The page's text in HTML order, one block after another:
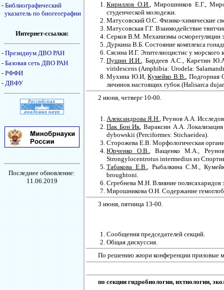
-Библиографический
указатель по биогеографии
Интернет-ссылки:
-Президиум ДВО РАН
-Базовая сеть ДВО РАН
-РФФИ
-ДВФУ
Последнее обновление:
11.06.2019
Кириллов О.И., Мирошников Е.Г.,
студенческой молодежи.
Матусовский О.С. Физико-химические
Матусовская Г.Г. Взаимодействие
Серков В.М. Механизмы осморегуляции
Дуркина В.Б. Состояние комплекса
Сясина И.Г. Эпителиоцистис у морского
Пущин И.И., Бардеев А.С., Каретин Ю.А.
viridescens (Amphibia: Urodela:
Мухина Ю.И,Кумейко В.В., Подгорная
личинок настоящих губок (Halisarca
2 июня, четверг 10-00.
Александрова Я.Н., Реунов А.А.
Пак Бон Ик, Вараксин А.А. Локализация
dybowskii (Perciformes: Stichaeidea).
Сторожева Е.В. Морфологическая
Юрченко О.В., Ващенко М.А., Реунов
Strongylocentrotus intermedius из
Табакова Е.В., Рыбалкина С.М.,
broughtoni.
Сгребнева М.Н. Влияние полисахаридов
Мирошникова О.Н. Содержание
3 июня, пятница 13-00.
Сообщения председателей секций.
Общая дискуссия.
По решению жюри конференции призовые
по секции гидробиологии, ихтиологии,